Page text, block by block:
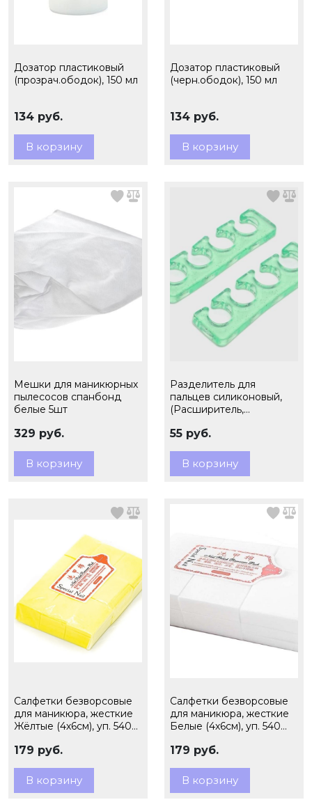
Дозатор пластиковый
(прозрач.ободок), 150 мл
134 руб.
В корзину
Дозатор пластиковый
(черн.ободок), 150 мл
134 руб.
В корзину
Мешки для маникюрных
пылесосов спанбонд
белые 5шт
329 руб.
В корзину
Разделитель для
пальцев силиконовый,
(Расширитель,
шт
55 руб.
В корзину
Салфетки безворсовые
для маникюра, жесткие
Жёлтые (4х6см), уп. 540
179 руб.
В корзину
Салфетки безворсовые
для маникюра, жесткие
Белые (4х6см), уп. 540
179 руб.
В корзину